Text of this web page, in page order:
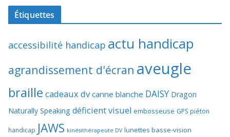
Étiquettes
accessibilité handicap actu handicap
agrandissement d'écran aveugle
braille cadeaux dv canne blanche DAISY Dragon
Naturally Speaking déficient visuel embosseuse GPS piéton
handicap JAWS kinésithérapeute DV lunettes basse-vision